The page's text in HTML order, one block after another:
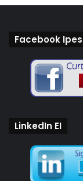
Facebook
LinkedIn EI